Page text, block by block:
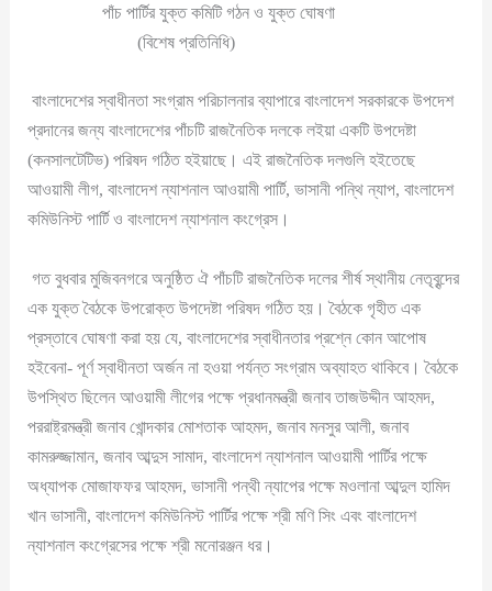
পাঁচ পার্টির যুক্ত কমিটি গঠন ও যুক্ত ঘোষণা
(বিশেষ প্রতিনিধি)
বাংলাদেশের স্বাধীনতা সংগ্রাম পরিচালনার ব্যাপারে বাংলাদেশ সরকারকে উপদেশ
প্রদানের জন্য বাংলাদেশের পাঁচটি রাজনৈতিক দলকে লইয়া একটি উপদেষ্টা
(কনসালটেটিভ) পরিষদ গঠিত হইয়াছে। এই রাজনৈতিক দলগুলি হইতেছে
আওয়ামী লীগ, বাংলাদেশ ন্যাশনাল আওয়ামী পার্টি, ভাসানী পন্থি ন্যাপ, বাংলাদেশ
কমিউনিস্ট পার্টি ও বাংলাদেশ ন্যাশনাল কংগ্রেস।
গত বুধবার মুজিবনগরে অনুষ্ঠিত ঐ পাঁচটি রাজনৈতিক দলের শীর্ষ স্থানীয় নেতৃবৃন্দের
এক যুক্ত বৈঠকে উপরোক্ত উপদেষ্টা পরিষদ গঠিত হয়। বৈঠকে গৃহীত এক
প্রস্তাবে ঘোষণা করা হয় যে, বাংলাদেশের স্বাধীনতার প্রশ্নে কোন আপোষ
হইবেনা- পূর্ণ স্বাধীনতা অর্জন না হওয়া পর্যন্ত সংগ্রাম অব্যাহত থাকিবে। বৈঠকে
উপস্থিত ছিলেন আওয়ামী লীগের পক্ষে প্রধানমন্ত্রী জনাব তাজউদ্দীন আহমদ,
পররাষ্ট্রমন্ত্রী জনাব খোন্দকার মোশতাক আহমদ, জনাব মনসুর আলী, জনাব
কামরুজ্জামান, জনাব আব্দুস সামাদ, বাংলাদেশ ন্যাশনাল আওয়ামী পার্টির পক্ষে
অধ্যাপক মোজাফফর আহমদ, ভাসানী পন্থী ন্যাপের পক্ষে মওলানা আব্দুল হামিদ
খান ভাসানী, বাংলাদেশ কমিউনিস্ট পার্টির পক্ষে শ্রী মণি সিং এবং বাংলাদেশ
ন্যাশনাল কংগ্রেসের পক্ষে শ্রী মনোরঞ্জন ধর।